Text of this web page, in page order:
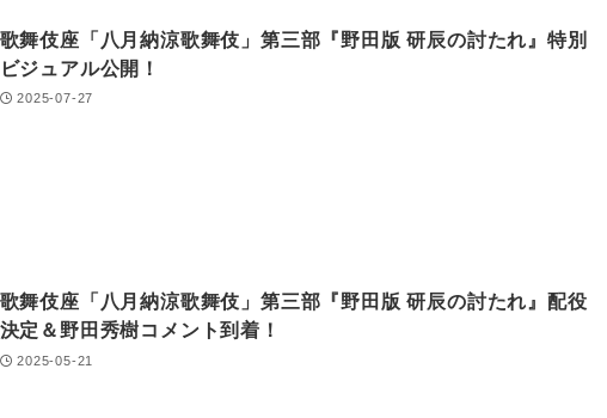
歌舞伎座「八月納涼歌舞伎」第三部『野田版 研辰の討たれ』特別
ビジュアル公開！
2025-07-27
歌舞伎座「八月納涼歌舞伎」第三部『野田版 研辰の討たれ』配役
決定＆野田秀樹コメント到着！
2025-05-21